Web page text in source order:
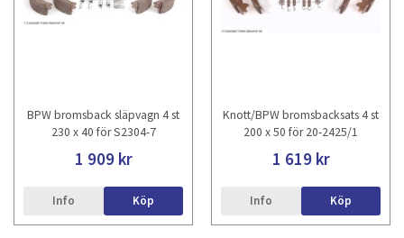
BPW bromsback släpvagn 4 st
230 x 40 för S2304-7
1 909 kr
Info Köp
Knott/BPW bromsbacksats 4 st
200 x 50 för 20-2425/1
1 619 kr
Info Köp